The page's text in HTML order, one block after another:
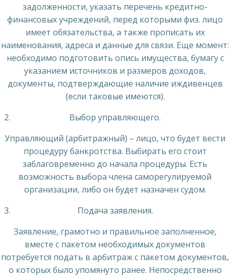
задолженности, указать перечень кредитно-
финансовых учреждений, перед которыми физ. лицо
имеет обязательства, а также прописать их
наименования, адреса и данные для связи. Еще момент:
необходимо подготовить опись имущества, бумагу с
указанием источников и размеров доходов,
документы, подтверждающие наличие иждивенцев
(если таковые имеются).
Выбор управляющего.
Управляющий (арбитражный) – лицо, что будет вести
процедуру банкротства. Выбирать его стоит
заблаговременно до начала процедуры. Есть
возможность выбора члена саморегулируемой
организации, либо он будет назначен судом.
Подача заявления.
Заявление, грамотно и правильное заполненное,
вместе с пакетом необходимых документов
потребуется подать в арбитраж с пакетом документов,
о которых было упомянуто ранее. Непосредственно